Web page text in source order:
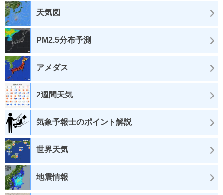
天気図
PM2.5分布予測
アメダス
2週間天気
気象予報士のポイント解説
世界天気
地震情報